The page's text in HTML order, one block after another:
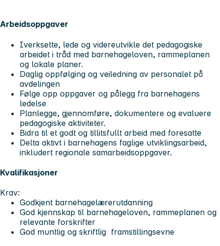
Arbeidsoppgaver
Iverksette, lede og videreutvikle det pedagogiske
arbeidet i tråd med barnehageloven, rammeplanen
og lokale planer.
Daglig oppfølging og veiledning av personalet på
avdelingen
Følge opp oppgaver og pålegg fra barnehagens
ledelse
Planlegge, gjennomføre, dokumentere og evaluere
pedagogiske aktiviteter.
Bidra til et godt og tillitsfullt arbeid med foresatte
Delta aktivt i barnehagens faglige utviklingsarbeid,
inkludert regionale samarbeidsoppgaver.
Kvalifikasjoner
Krav:
Godkjent barnehagelærerutdanning
God kjennskap til barnehageloven, rammeplanen og
relevante forskrifter
God muntlig og skriftlig framstillingsevne